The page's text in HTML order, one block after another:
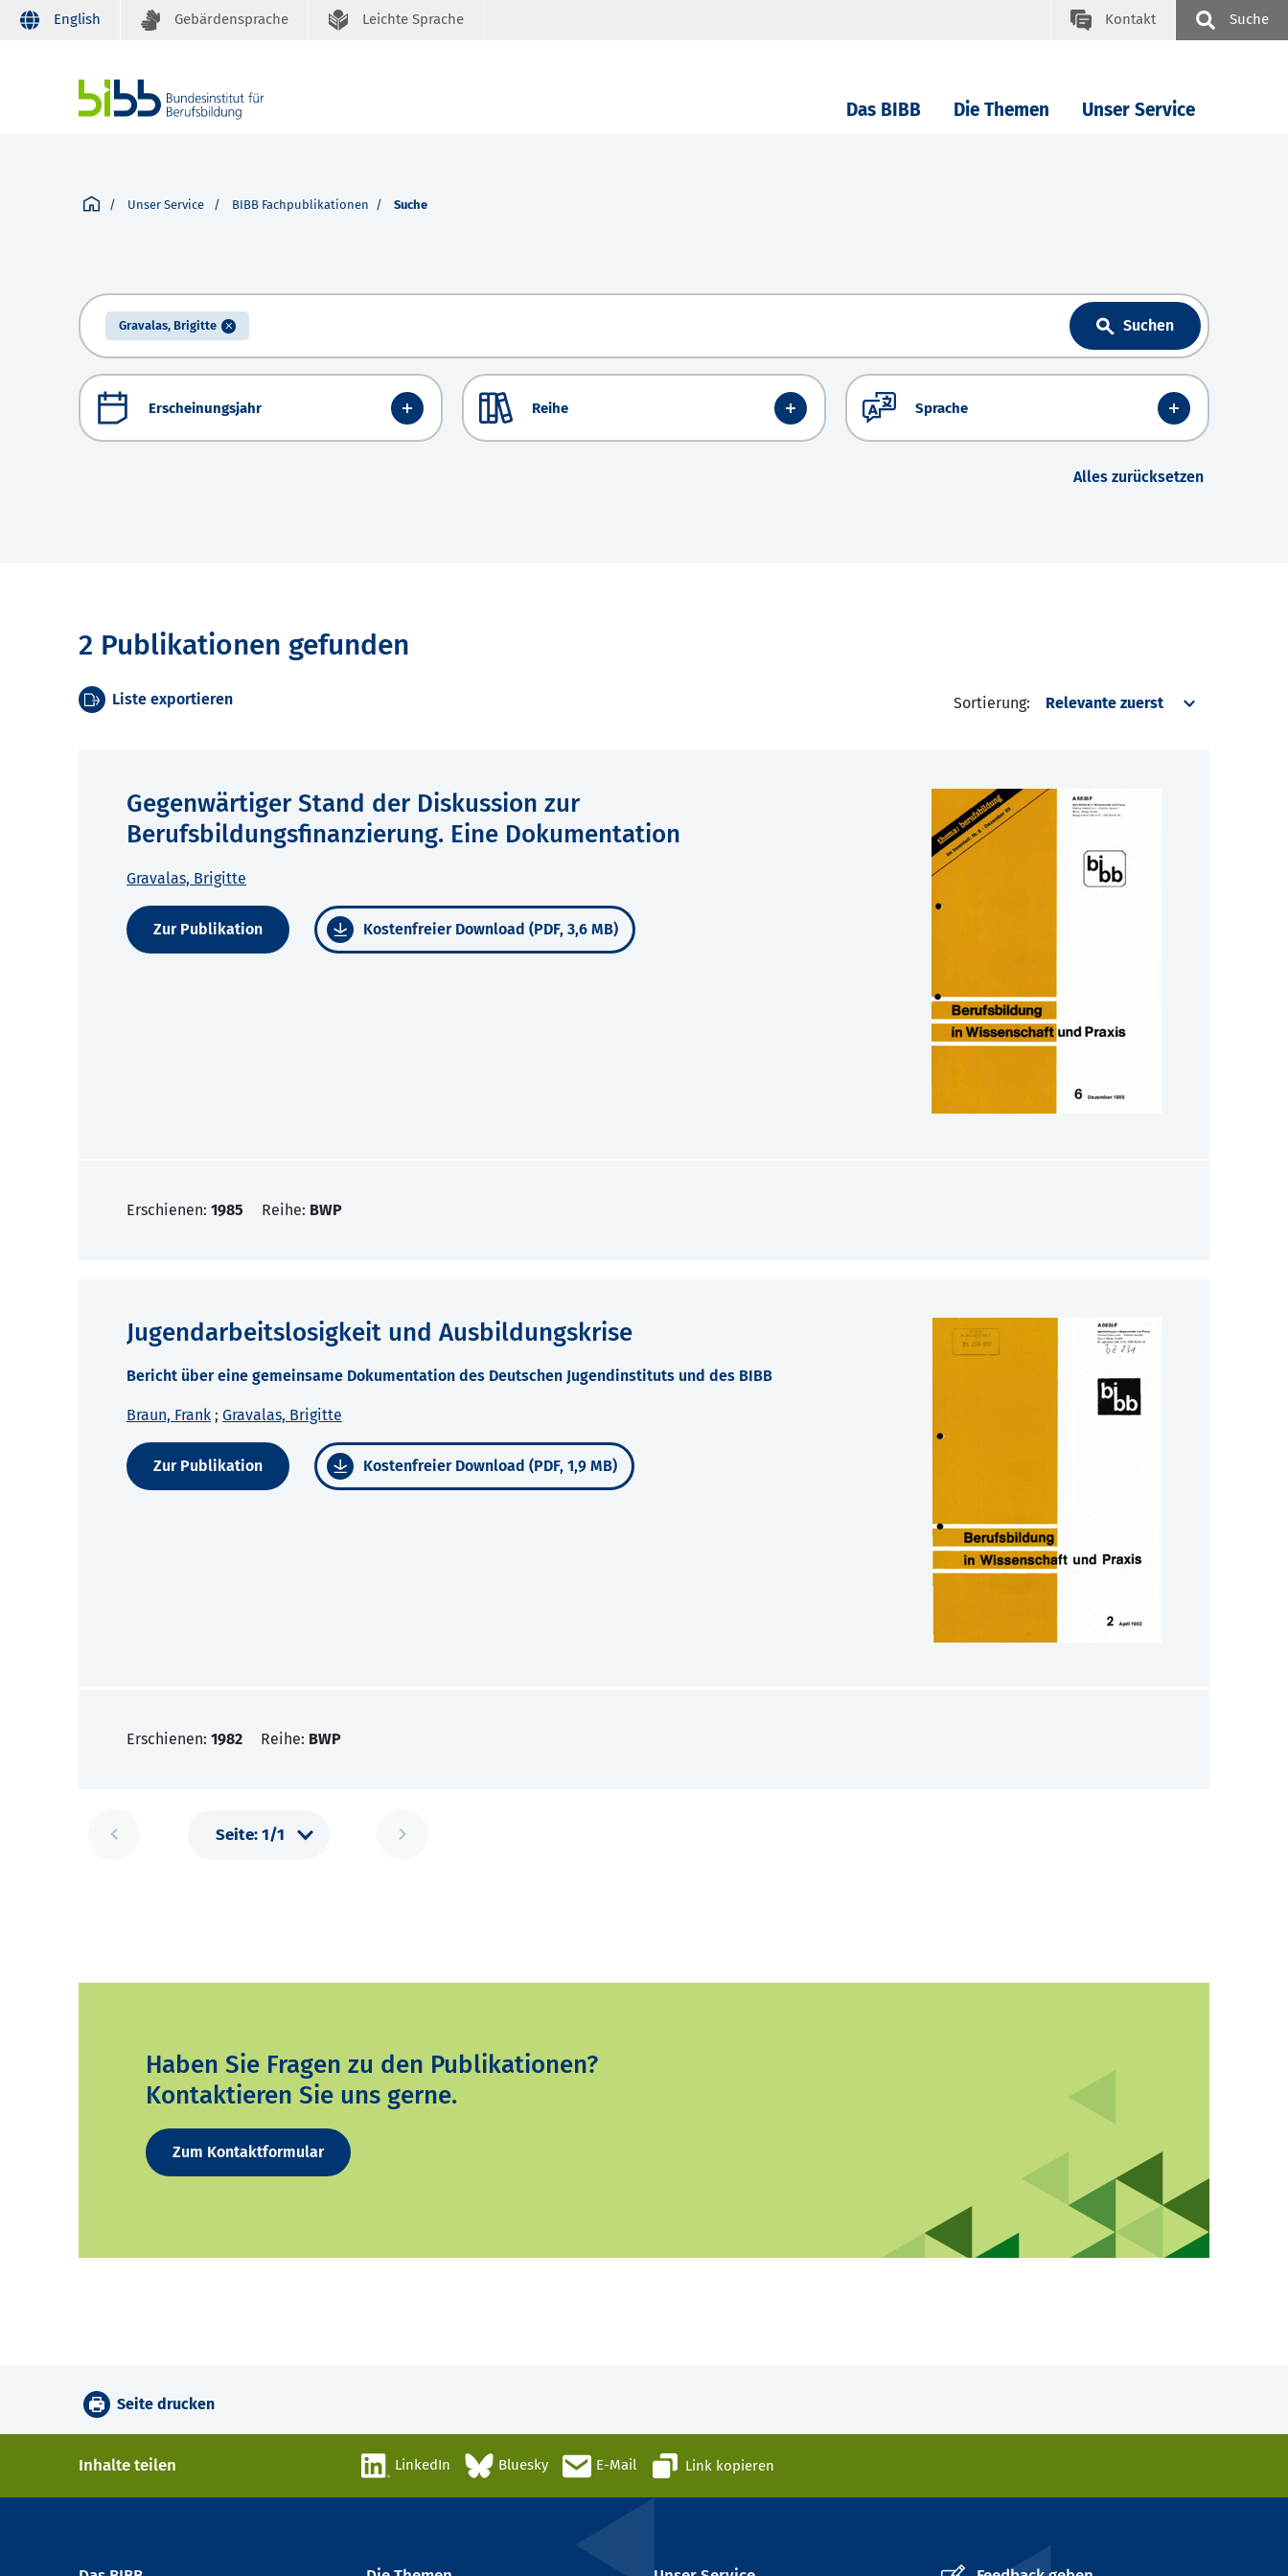
English Gebärdensprache Leichte Sprache Kontakt Suche
Das BIBB Die Themen Unser Service
Unser Service BIBB Fachpublikationen Suche
Gravalas, Brigitte Suchen
Erscheinungsjahr Reihe Sprache
Alles zurücksetzen
2 Publikationen gefunden
Liste exportieren Sortierung:
Gegenwärtiger Stand der Diskussion zur
Berufsbildungsfinanzierung. Eine Dokumentation
Gravalas, Brigitte
Zur Publikation Kostenfreier Download (PDF, 3,6 MB)
Erschienen: 1985 Reihe: BWP
Jugendarbeitslosigkeit und Ausbildungskrise
Bericht über eine gemeinsame Dokumentation des Deutschen Jugendinstituts und des BIBB
Braun, Frank ; Gravalas, Brigitte
Zur Publikation Kostenfreier Download (PDF, 1,9 MB)
Erschienen: 1982 Reihe: BWP
Haben Sie Fragen zu den Publikationen?
Kontaktieren Sie uns gerne.
Zum Kontaktformular
Seite drucken
Inhalte teilen LinkedIn Bluesky E-Mail Link kopieren